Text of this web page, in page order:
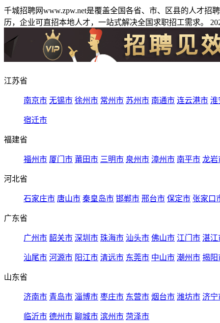
千城招聘网www.zpw.net是覆盖全国各省、市、区县的人才
历，企业可直招本地人才，一站式解决全国求职招工需求。
江苏省
南京市 无锡市 徐州市 常州市 苏州市 南通市 连云港市 淮
宿迁市
福建省
福州市 厦门市 莆田市 三明市 泉州市 漳州市 南平市 龙岩
河北省
石家庄市 唐山市 秦皇岛市 邯郸市 邢台市 保定市 张家口
广东省
广州市 韶关市 深圳市 珠海市 汕头市 佛山市 江门市 湛江
汕尾市 河源市 阳江市 清远市 东莞市 中山市 潮州市 揭阳
山东省
济南市 青岛市 淄博市 枣庄市 东营市 烟台市 潍坊市 济宁
临沂市 德州市 聊城市 滨州市 菏泽市